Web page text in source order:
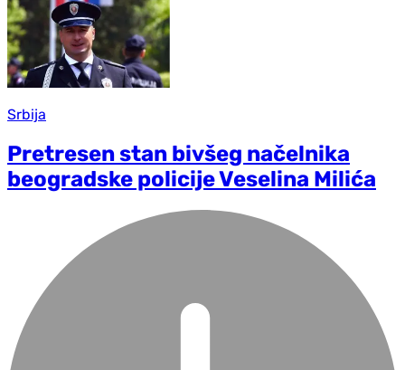
Srbija
Pretresen stan bivšeg načelnika
beogradske policije Veselina Milića